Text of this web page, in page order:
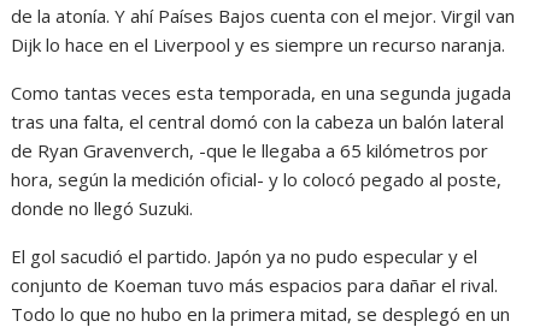
de la atonía. Y ahí Países Bajos cuenta con el mejor. Virgil van
Dijk lo hace en el Liverpool y es siempre un recurso naranja.
Como tantas veces esta temporada, en una segunda jugada
tras una falta, el central domó con la cabeza un balón lateral
de Ryan Gravenverch, -que le llegaba a 65 kilómetros por
hora, según la medición oficial- y lo colocó pegado al poste,
donde no llegó Suzuki.
El gol sacudió el partido. Japón ya no pudo especular y el
conjunto de Koeman tuvo más espacios para dañar el rival.
Todo lo que no hubo en la primera mitad, se desplegó en un